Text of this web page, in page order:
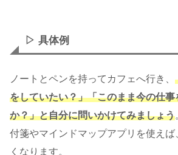
▷ 具体例
ノートとペンを持ってカフェへ行き、
をしていたい？」「このまま今の仕
か？」と自分に問いかけてみましょう
付箋やマインドマップアプリを使え
くなります。